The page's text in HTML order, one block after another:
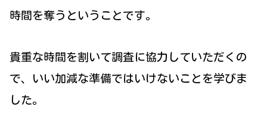
時間を奪うということです。
貴重な時間を割いて調査に協力していただくの
で、いい加減な準備ではいけないことを学びま
した。